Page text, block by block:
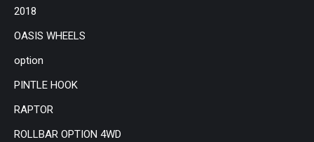
2018
OASIS WHEELS
option
PINTLE HOOK
RAPTOR
ROLLBAR OPTION 4WD